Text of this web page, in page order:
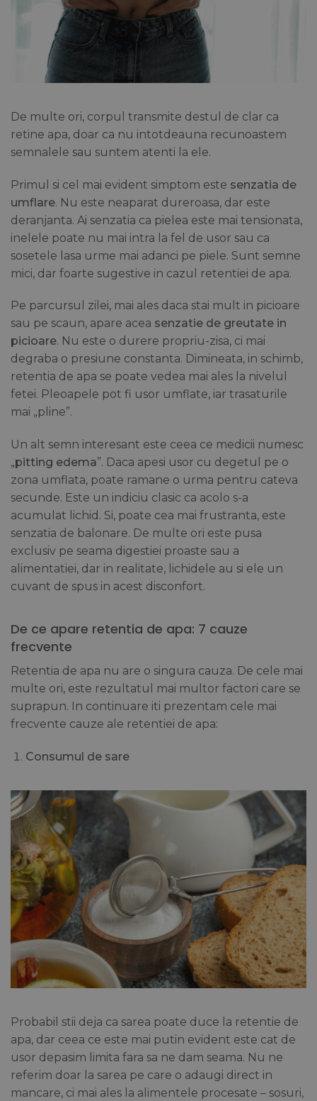
De multe ori, corpul transmite destul de clar ca
retine apa, doar ca nu intotdeauna recunoastem
semnalele sau suntem atenti la ele.
Primul si cel mai evident simptom este senzatia de
umflare. Nu este neaparat dureroasa, dar este
deranjanta. Ai senzatia ca pielea este mai tensionata,
inelele poate nu mai intra la fel de usor sau ca
sosetele lasa urme mai adanci pe piele. Sunt semne
mici, dar foarte sugestive in cazul retentiei de apa.
Pe parcursul zilei, mai ales daca stai mult in picioare
sau pe scaun, apare acea senzatie de greutate in
picioare. Nu este o durere propriu-zisa, ci mai
degraba o presiune constanta. Dimineata, in schimb,
retentia de apa se poate vedea mai ales la nivelul
fetei. Pleoapele pot fi usor umflate, iar trasaturile
mai „pline”.
Un alt semn interesant este ceea ce medicii numesc
„pitting edema”. Daca apesi usor cu degetul pe o
zona umflata, poate ramane o urma pentru cateva
secunde. Este un indiciu clasic ca acolo s-a
acumulat lichid. Si, poate cea mai frustranta, este
senzatia de balonare. De multe ori este pusa
exclusiv pe seama digestiei proaste sau a
alimentatiei, dar in realitate, lichidele au si ele un
cuvant de spus in acest disconfort.
De ce apare retentia de apa: 7 cauze
frecvente
Retentia de apa nu are o singura cauza. De cele mai
multe ori, este rezultatul mai multor factori care se
suprapun. In continuare iti prezentam cele mai
frecvente cauze ale retentiei de apa:
Consumul de sare
Probabil stii deja ca sarea poate duce la retentie de
apa, dar ceea ce este mai putin evident este cat de
usor depasim limita fara sa ne dam seama. Nu ne
referim doar la sarea pe care o adaugi direct in
mancare, ci mai ales la alimentele procesate – sosuri,